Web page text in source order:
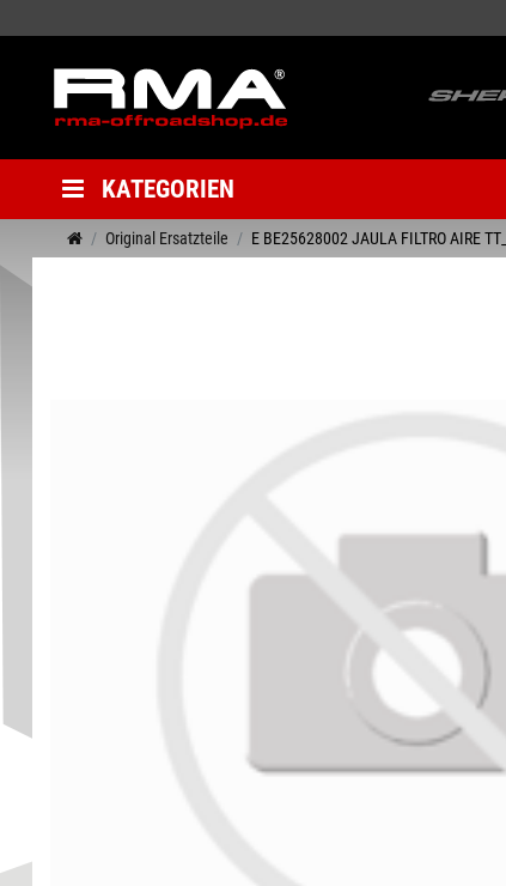
KATEGORIEN
Original Ersatzteile E BE25628002 JAULA FILTRO AIRE